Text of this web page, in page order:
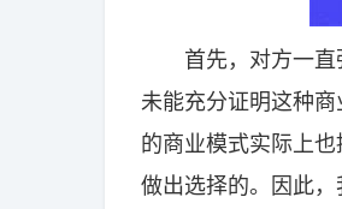
首先，对方一直
未能充分证明这种
的商业模式实际上
做出选择的。因此，